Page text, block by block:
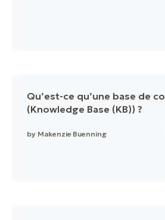
Qu’est-ce qu’une base de
(Knowledge Base (KB)) ?
by Makenzie Buenning